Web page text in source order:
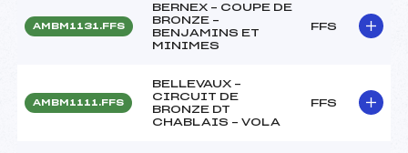
AMBM1131.FFS
BERNEX – COUPE DE
BRONZE –
BENJAMINS ET
MINIMES
FFS
AMBM1111.FFS
BELLEVAUX –
CIRCUIT DE
BRONZE DT
CHABLAIS – VOLA
FFS